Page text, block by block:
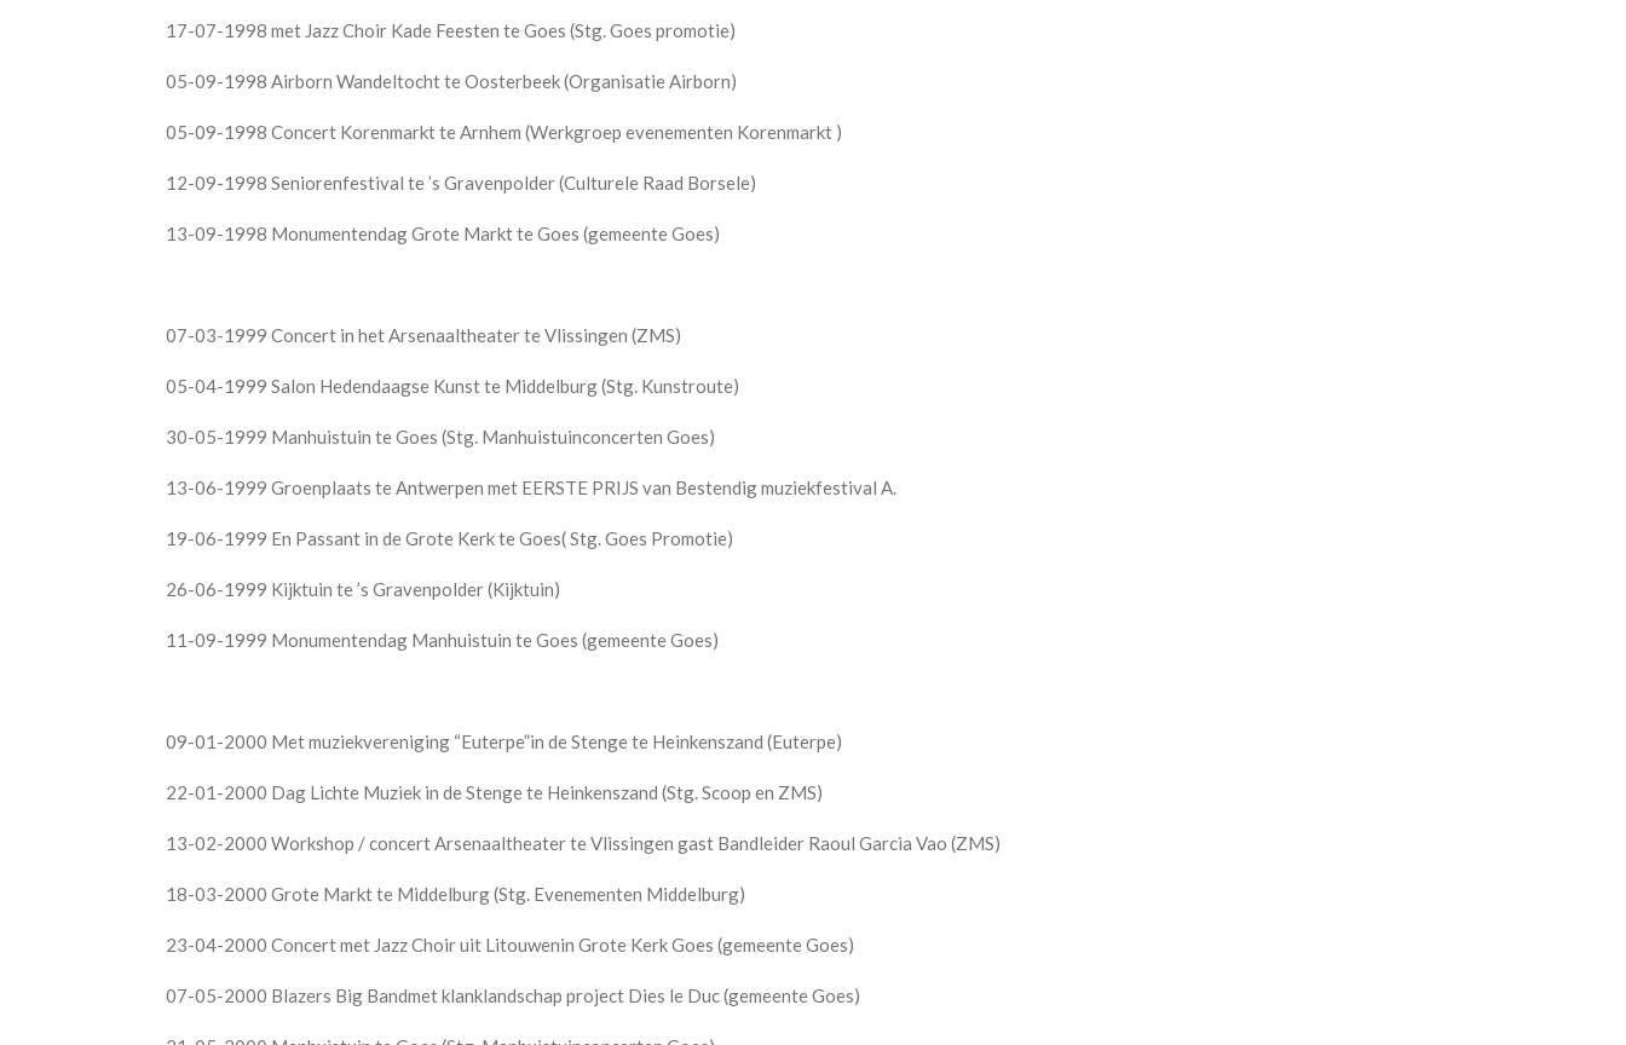
17-07-1998 met Jazz Choir Kade Feesten te Goes (Stg. Goes promotie)
05-09-1998 Airborn Wandeltocht te Oosterbeek (Organisatie Airborn)
05-09-1998 Concert Korenmarkt te Arnhem (Werkgroep evenementen Korenmarkt )
12-09-1998 Seniorenfestival te ’s Gravenpolder (Culturele Raad Borsele)
13-09-1998 Monumentendag Grote Markt te Goes (gemeente Goes)
07-03-1999 Concert in het Arsenaaltheater te Vlissingen (ZMS)
05-04-1999 Salon Hedendaagse Kunst te Middelburg (Stg. Kunstroute)
30-05-1999 Manhuistuin te Goes (Stg. Manhuistuinconcerten Goes)
13-06-1999 Groenplaats te Antwerpen met EERSTE PRIJS van Bestendig muziekfestival A.
19-06-1999 En Passant in de Grote Kerk te Goes( Stg. Goes Promotie)
26-06-1999 Kijktuin te ’s Gravenpolder (Kijktuin)
11-09-1999 Monumentendag Manhuistuin te Goes (gemeente Goes)
09-01-2000 Met muziekvereniging “Euterpe”in de Stenge te Heinkenszand (Euterpe)
22-01-2000 Dag Lichte Muziek in de Stenge te Heinkenszand (Stg. Scoop en ZMS)
13-02-2000 Workshop / concert Arsenaaltheater te Vlissingen gast Bandleider Raoul Garcia Vao (ZMS)
18-03-2000 Grote Markt te Middelburg (Stg. Evenementen Middelburg)
23-04-2000 Concert met Jazz Choir uit Litouwenin Grote Kerk Goes (gemeente Goes)
07-05-2000 Blazers Big Bandmet klanklandschap project Dies le Duc (gemeente Goes)